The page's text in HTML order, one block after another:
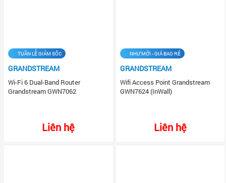
TUẦN LỄ GIẢM SỐC
GRANDSTREAM
Wi-Fi 6 Dual-Band Router
Grandstream GWN7062
Liên hệ
NHƯ MỚI - GIÁ BAO RẺ
GRANDSTREAM
Wifi Access Point Grandstream
GWN7624 (InWall)
Liên hệ